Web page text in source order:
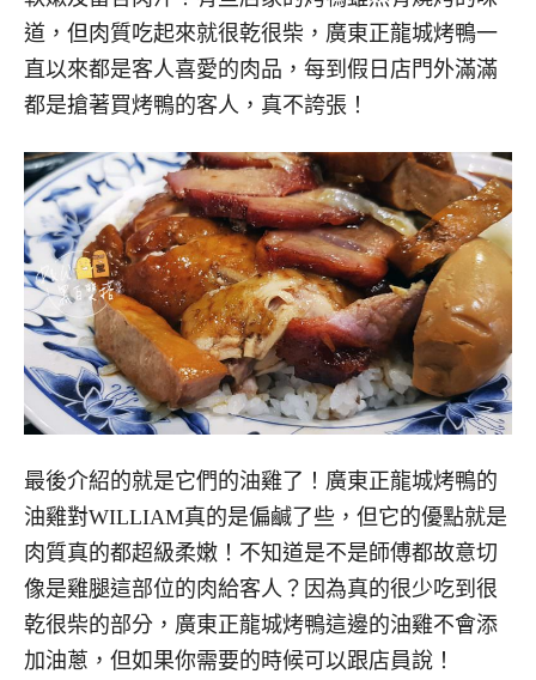
道，但肉質吃起來就很乾很柴，廣東正龍城烤鴨一
直以來都是客人喜愛的肉品，每到假日店門外滿滿
都是搶著買烤鴨的客人，真不誇張！
最後介紹的就是它們的油雞了！廣東正龍城烤鴨的
油雞對WILLIAM真的是偏鹹了些，但它的優點就是
肉質真的都超級柔嫩！不知道是不是師傅都故意切
像是雞腿這部位的肉給客人？因為真的很少吃到很
乾很柴的部分，廣東正龍城烤鴨這邊的油雞不會添
加油蔥，但如果你需要的時候可以跟店員說！